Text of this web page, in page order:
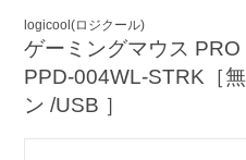
logicool(ロジクール)
ゲーミングマウス
PPD-004WL-STRK［
ン /USB ］